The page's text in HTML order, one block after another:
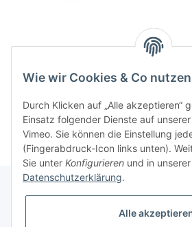
Espresso-Obertasse
19,00 CHF*
Wie wir Cookies & Co nutzen
Durch Klicken auf „Alle akzeptieren“
Einsatz folgender Dienste auf
Vimeo. Sie können die Einstellung
(Fingerabdruck-Icon links unten).
Sie unter Konfigurieren und in unserer
Datenschutzerklärung.
Alle